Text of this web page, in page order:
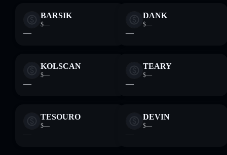
BARSIK
$—
—
DANK
$—
—
KOLSCAN
$—
—
TEARY
$—
—
TESOURO
$—
—
DEVIN
$—
—